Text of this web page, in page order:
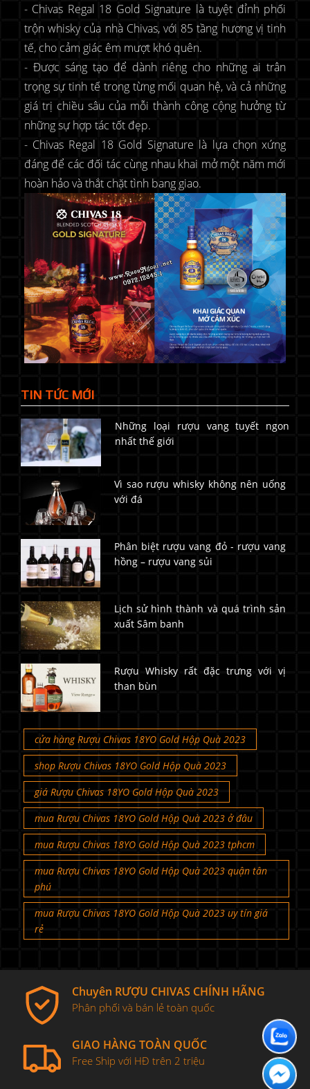
- Chivas Regal 18 Gold Signature là tuyệt đỉnh phối
trộn whisky của nhà Chivas, với 85 tầng hương vị tinh
tế, cho cảm giác êm mượt khó quên.
- Được sáng tạo để dành riêng cho những ai trân
trọng sự tinh tế trong từng mối quan hệ, và cả những
giá trị chiều sâu của mỗi thành công cộng hưởng từ
những sự hợp tác tốt đẹp.
- Chivas Regal 18 Gold Signature là lựa chọn xứng
đáng để các đối tác cùng nhau khai mở một năm mới
hoàn hảo và thắt chặt tình bang giao.
TIN TỨC MỚI
Những loại rượu vang tuyết ngon
nhất thế giới
Vì sao rượu whisky không nên uống
với đá
Phân biệt rượu vang đỏ - rượu vang
hồng – rượu vang sủi
Lịch sử hình thành và quá trình sản
xuất Sâm banh
Rượu Whisky rất đặc trưng với vị
than bùn
cửa hàng Rượu Chivas 18YO Gold Hộp Quà 2023
shop Rượu Chivas 18YO Gold Hộp Quà 2023
giá Rượu Chivas 18YO Gold Hộp Quà 2023
mua Rượu Chivas 18YO Gold Hộp Quà 2023 ở đâu
mua Rượu Chivas 18YO Gold Hộp Quà 2023 tphcm
mua Rượu Chivas 18YO Gold Hộp Quà 2023 quận tân
phú
mua Rượu Chivas 18YO Gold Hộp Quà 2023 uy tín giá
rẻ
Chuyên RƯỢU CHIVAS CHÍNH HÃNG
Phân phối và bán lẻ toàn quốc
GIAO HÀNG TOÀN QUỐC
Free Ship với HĐ trên 2 triệu